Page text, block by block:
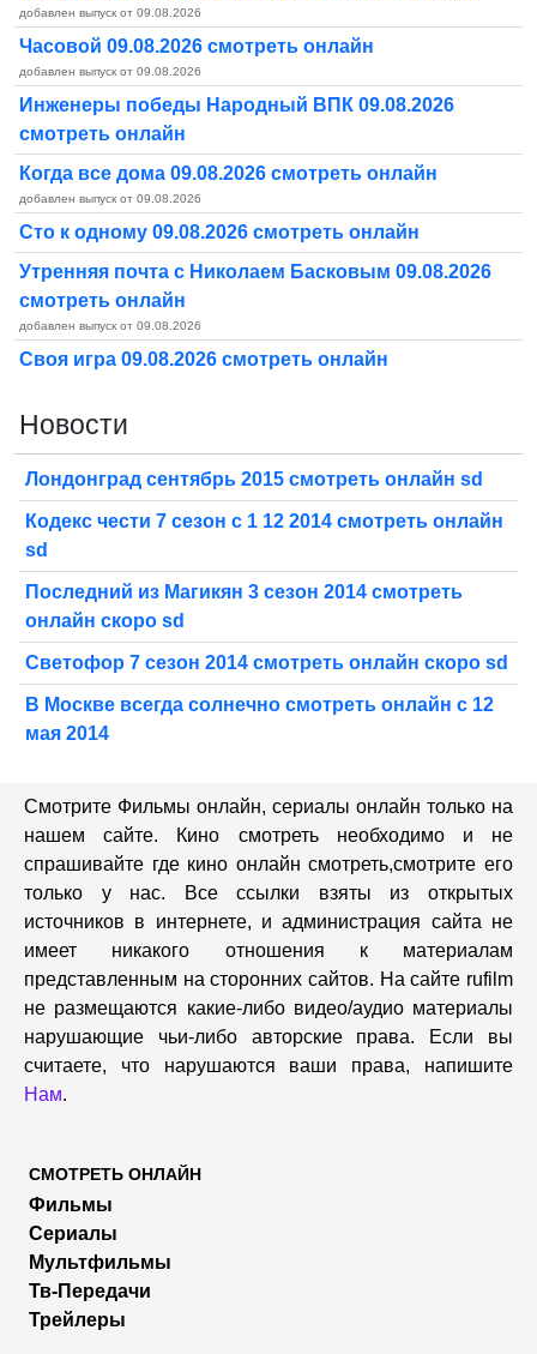
добавлен выпуск от 09.08.2026
Часовой 09.08.2026 смотреть онлайн
добавлен выпуск от 09.08.2026
Инженеры победы Народный ВПК 09.08.2026
смотреть онлайн
Когда все дома 09.08.2026 смотреть онлайн
добавлен выпуск от 09.08.2026
Сто к одному 09.08.2026 смотреть онлайн
Утренняя почта с Николаем Басковым 09.08.2026
смотреть онлайн
добавлен выпуск от 09.08.2026
Своя игра 09.08.2026 смотреть онлайн
Новости
Лондонград сентябрь 2015 смотреть онлайн sd
Кодекс чести 7 сезон с 1 12 2014 смотреть онлайн
sd
Последний из Магикян 3 сезон 2014 смотреть
онлайн скоро sd
Светофор 7 сезон 2014 смотреть онлайн скоро sd
В Москве всегда солнечно смотреть онлайн с 12
мая 2014
Смотрите Фильмы онлайн, сериалы онлайн только на
нашем сайте. Кино смотреть необходимо и не
спрашивайте где кино онлайн смотреть,cмотрите его
только у нас. Все ссылки взяты из открытых
источников в интернете, и администрация сайта не
имеет никакого отношения к материалам
представленным на сторонних сайтов. На сайте rufilm
не размещаются какие-либо видео/аудио материалы
нарушающие чьи-либо авторские права. Если вы
считаете, что нарушаются ваши права, напишите
Нам.
СМОТРЕТЬ ОНЛАЙН
Фильмы
Сериалы
Мультфильмы
Тв-Передачи
Трейлеры